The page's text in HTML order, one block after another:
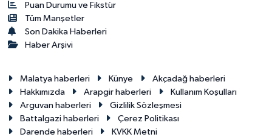
Puan Durumu ve Fikstür
Tüm Manşetler
Son Dakika Haberleri
Haber Arşivi
Malatya haberleri Künye
Akçadağ haberleri
Hakkımızda
Arapgir haberleri
Kullanım Koşulları
Arguvan haberleri
Gizlilik Sözleşmesi
Battalgazi haberleri
Çerez Politikası
Darende haberleri
KVKK Metni